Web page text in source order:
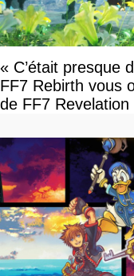
« C’était presque
FF7 Rebirth vous
de FF7